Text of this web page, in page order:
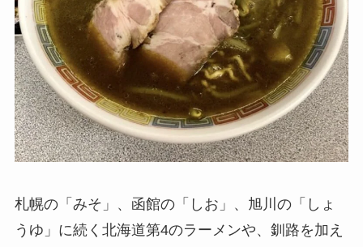
札幌の「みそ」、函館の「しお」、旭川の「しょ
うゆ」に続く北海道第4のラーメンや、釧路を加え